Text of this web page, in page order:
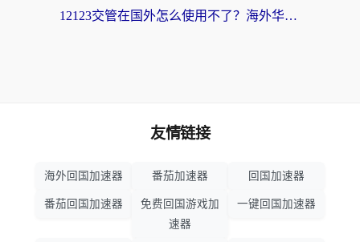
12123交管在国外怎么使用不了？海外华人必看的无缝访问国内资源指南
友情链接
海外回国加速器 番茄加速器 回国加速器
番茄回国加速器
免费回国游戏加
速器
一键回国加速器